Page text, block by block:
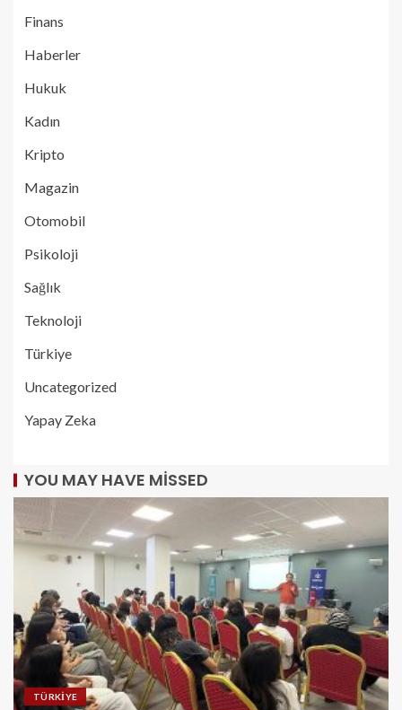
Finans
Haberler
Hukuk
Kadın
Kripto
Magazin
Otomobil
Psikoloji
Sağlık
Teknoloji
Türkiye
Uncategorized
Yapay Zeka
YOU MAY HAVE MISSED
TÜRKIYE